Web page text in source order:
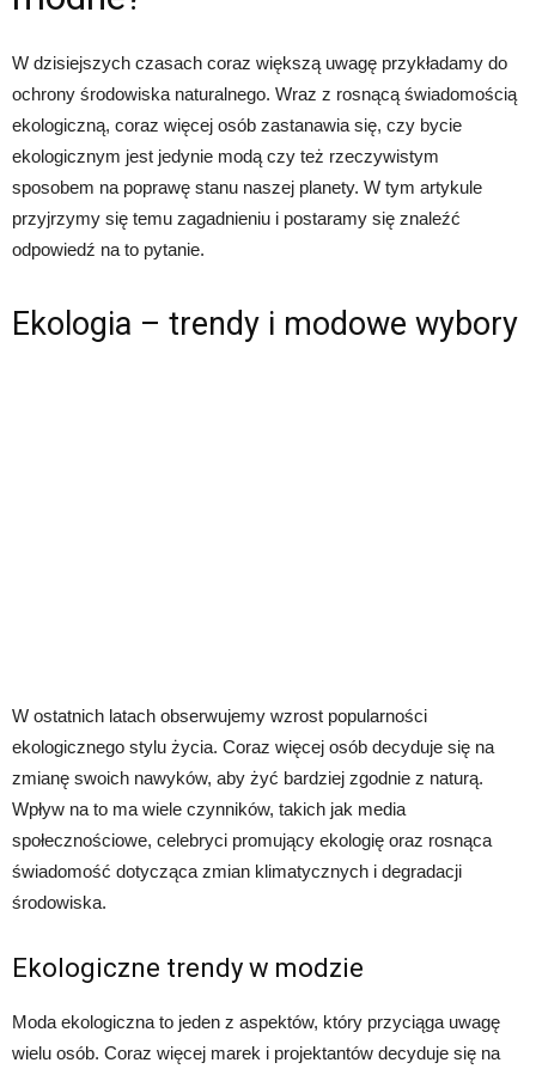
W dzisiejszych czasach coraz większą uwagę przykładamy do
ochrony środowiska naturalnego. Wraz z rosnącą świadomością
ekologiczną, coraz więcej osób zastanawia się, czy bycie
ekologicznym jest jedynie modą czy też rzeczywistym
sposobem na poprawę stanu naszej planety. W tym artykule
przyjrzymy się temu zagadnieniu i postaramy się znaleźć
odpowiedź na to pytanie.
Ekologia – trendy i modowe wybory
W ostatnich latach obserwujemy wzrost popularności
ekologicznego stylu życia. Coraz więcej osób decyduje się na
zmianę swoich nawyków, aby żyć bardziej zgodnie z naturą.
Wpływ na to ma wiele czynników, takich jak media
społecznościowe, celebryci promujący ekologię oraz rosnąca
świadomość dotycząca zmian klimatycznych i degradacji
środowiska.
Ekologiczne trendy w modzie
Moda ekologiczna to jeden z aspektów, który przyciąga uwagę
wielu osób. Coraz więcej marek i projektantów decyduje się na